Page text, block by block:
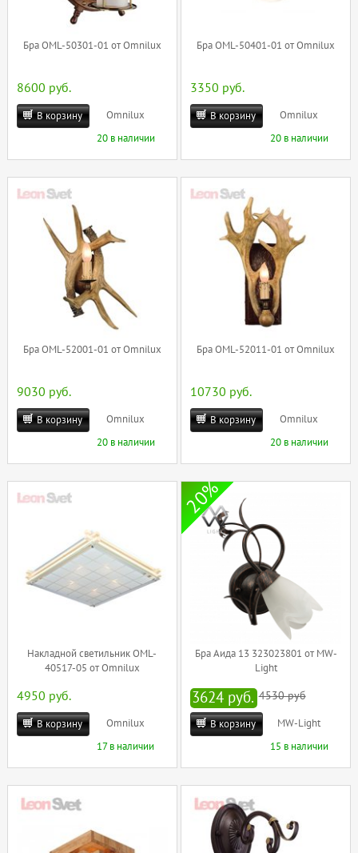
Бра OML-50301-01 от Omnilux
8600 руб.
В корзину
Omnilux
20 в наличии
Бра OML-50401-01 от Omnilux
3350 руб.
В корзину
Omnilux
20 в наличии
Бра OML-52001-01 от Omnilux
9030 руб.
В корзину
Omnilux
20 в наличии
Бра OML-52011-01 от Omnilux
10730 руб.
В корзину
Omnilux
20 в наличии
Накладной светильник OML-
40517-05 от Omnilux
4950 руб.
В корзину
Omnilux
17 в наличии
Бра Аида 13 323023801 от MW-
Light
20%
3624 руб. 4530 руб
В корзину
MW-Light
15 в наличии